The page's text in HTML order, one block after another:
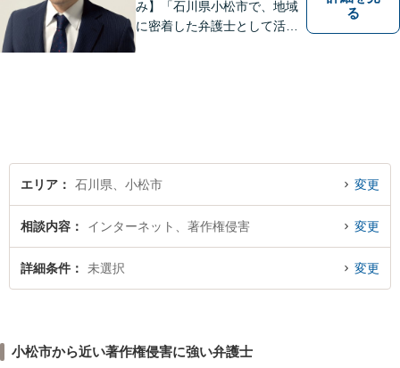
み】「石川県小松市で、地域
に密着した弁護士として活動
る
エリア 石川県、小松市 変更
相談内容 インターネット、著作権侵害 変更
詳細条件 未選択 変更
小松市から近い著作権侵害に強い弁護士